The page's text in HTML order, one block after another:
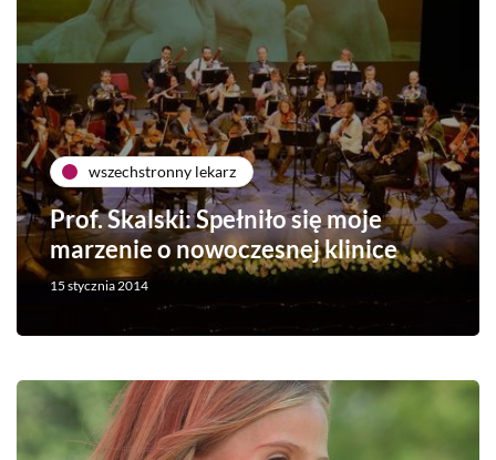
wszechstronny lekarz
Prof. Skalski: Spełniło się moje
marzenie o nowoczesnej klinice
15 stycznia 2014